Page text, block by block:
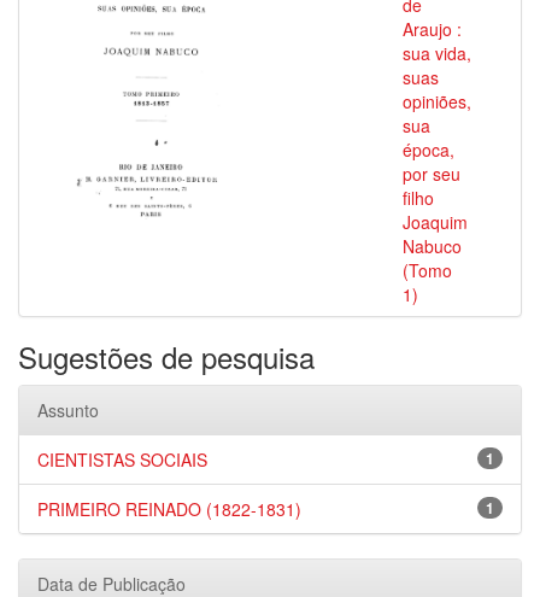
de
Araujo :
sua vida,
suas
opiniões,
sua
época,
por seu
filho
Joaquim
Nabuco
(Tomo
1)
Sugestões de pesquisa
Assunto
1
CIENTISTAS SOCIAIS
1
PRIMEIRO REINADO (1822-1831)
Data de Publicação